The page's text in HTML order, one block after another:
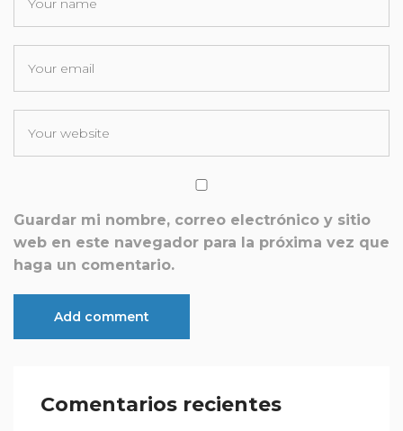
Guardar mi nombre, correo electrónico y sitio
web en este navegador para la próxima vez que
haga un comentario.
Comentarios recientes